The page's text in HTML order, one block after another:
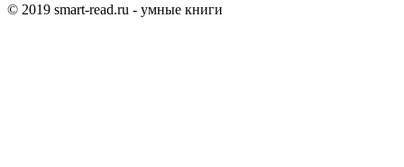
© 2019 smart-read.ru - умные книги